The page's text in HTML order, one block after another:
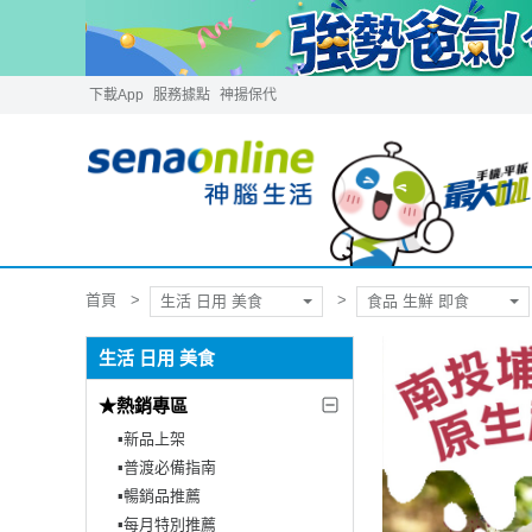
下載App 服務據點 神揚保代
首頁 生活 日用 美食 食品 生鮮 即食
生活 日用 美食
★熱銷專區
▪︎新品上架
▪︎普渡必備指南
▪︎暢銷品推薦
▪︎每月特別推薦